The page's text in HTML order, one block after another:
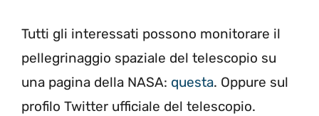
Tutti gli interessati possono monitorare il
pellegrinaggio spaziale del telescopio su
una pagina della NASA: questa. Oppure sul
profilo Twitter ufficiale del telescopio.